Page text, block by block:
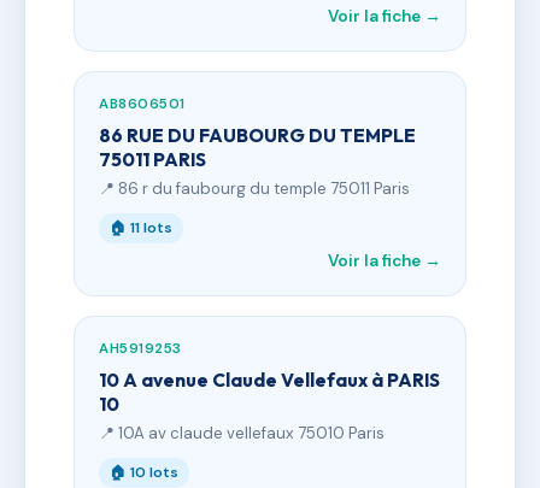
Voir la fiche →
AB8606501
86 RUE DU FAUBOURG DU TEMPLE
75011 PARIS
📍 86 r du faubourg du temple 75011 Paris
🏠 11 lots
Voir la fiche →
AH5919253
10 A avenue Claude Vellefaux à PARIS
10
📍 10A av claude vellefaux 75010 Paris
🏠 10 lots